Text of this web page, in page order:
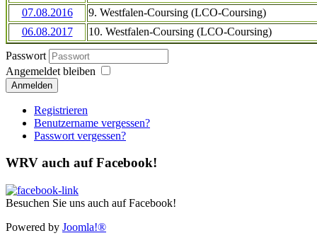
07.08.2016
9. Westfalen-Coursing (LCO-Coursing)
06.08.2017
10. Westfalen-Coursing (LCO-Coursing)
Passwort
Angemeldet bleiben
Anmelden
Registrieren
Benutzername vergessen?
Passwort vergessen?
WRV auch auf Facebook!
Besuchen Sie uns auch auf Facebook!
Powered by Joomla!®